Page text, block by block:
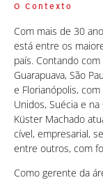
O Contexto
Com mais de 30
está entre os
país. Contando
Guarapuava, São
e Florianópolis,
Unidos, Suécia e
Küster Machado
cível, empresarial,
entre outros, com
Como gerente da